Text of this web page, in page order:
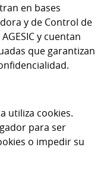
en bases
y de Control de
y cuentan
que garantizan
utiliza cookies.
para ser
o impedir su